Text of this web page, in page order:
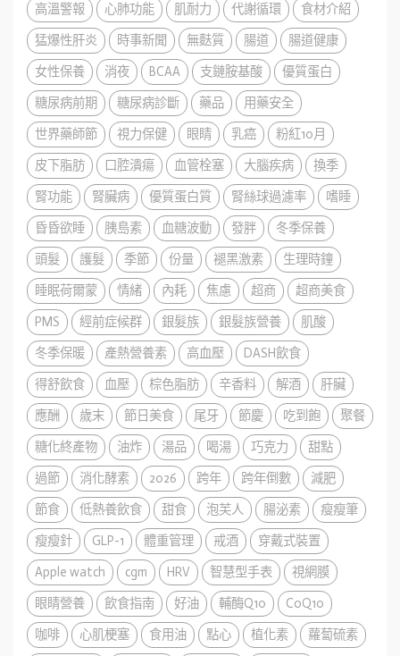
高溫警報 心肺功能 肌耐力 代謝循環
食材介紹
猛爆性肝炎
時事新聞 無麩質 腸道
腸道健康
女性保養
消夜 BCAA 支鏈胺基酸
優質蛋白
糖尿病前期
糖尿病診斷 藥品
用藥安全
世界藥師節
視力保健 眼睛 乳癌
粉紅10月
皮下脂肪
口腔潰瘍 血管栓塞 大腦疾病
換季
腎功能
腎臟病 優質蛋白質 腎絲球過濾率
嗜睡
昏昏欲睡
胰島素 血糖波動 發胖
冬季保養
頭髮
護髮 季節 份量 褪黑激素
生理時鐘
睡眠荷爾蒙
情緒 內耗 焦慮 超商
超商美食
PMS
經前症候群 銀髮族 銀髮族營養
肌酸
冬季保暖
產熱營養素 高血壓
DASH飲食
得舒飲食
血壓 棕色脂肪 辛香料 解酒
肝臟
應酬
歲末 節日美食 尾牙 節慶 吃到飽
聚餐
糖化終產物
油炸 湯品 喝湯 巧克力
甜點
過節
消化酵素 2026 跨年 跨年倒數
減肥
節食
低熱養飲食 甜食 泡芙人 腸泌素
瘦瘦筆
瘦瘦針
GLP-1 體重管理 戒酒
穿戴式裝置
Apple watch
cgm HRV 智慧型手表
視網膜
眼睛營養
飲食指南 好油 輔酶Q10
CoQ10
咖啡
心肌梗塞 食用油 點心 植化素
蘿蔔硫素